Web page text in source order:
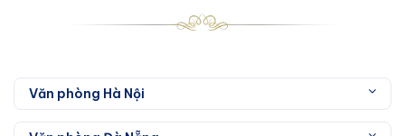
bọt xốp mật độ trung bình với mép vát 45 độ,
tối ưu hóa khả năng sử dụng. Ngoài ra, sản
mở rộng phạm vi ứng dụng với các sản phẩm
scotch-brite™ để xử lý bề mặt.
Văn phòng Hà Nội